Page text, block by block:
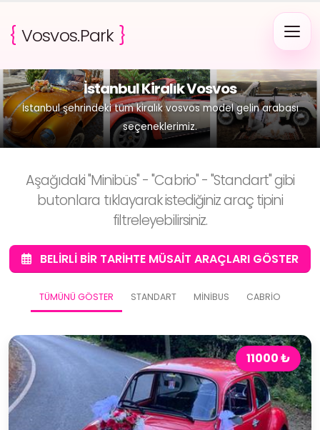
{ Vosvos.Park }
İstanbul Kiralık Vosvos
İstanbul şehrindeki tüm kiralık vosvos model gelin arabası
seçeneklerimiz.
Aşağıdaki "Minibüs" - "Cabrio" - "Standart" gibi
butonlara tıklayarak istediğiniz araç tipini
filtreleyebilirsiniz.
BELIRLI BIR TARIHTE MÜSAIT ARAÇLARI GÖSTER
TÜMÜNÜ GÖSTER STANDART MINIBUS CABRIO
11000 ₺